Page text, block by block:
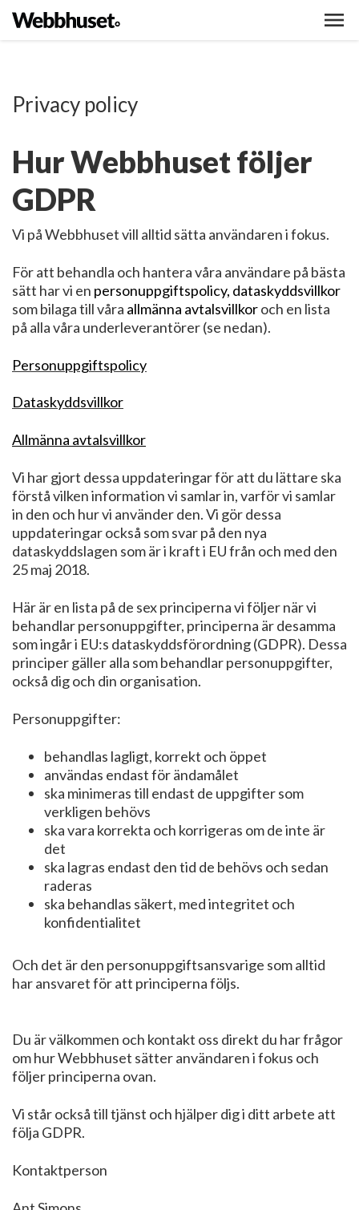
Privacy policy
Hur Webbhuset följer
GDPR
Vi på Webbhuset vill alltid sätta användaren i fokus.
För att behandla och hantera våra användare på bästa
sätt har vi en personuppgiftspolicy, dataskyddsvillkor
som bilaga till våra allmänna avtalsvillkoroch en lista
på alla våra underleverantörer (se nedan).
Personuppgiftspolicy
Dataskyddsvillkor
Allmänna avtalsvillkor
Vi har gjort dessa uppdateringar för att du lättare ska
förstå vilken information vi samlar in, varför vi samlar
in den och hur vi använder den. Vi gör dessa
uppdateringar också som svar på den nya
dataskyddslagen som är i kraft i EU från och med den
25 maj 2018.
Här är en lista på de sex principerna vi följer när vi
behandlar personuppgifter, principerna är desamma
som ingår i EU:s dataskyddsförordning (GDPR). Dessa
principer gäller alla som behandlar personuppgifter,
också dig och din organisation.
Personuppgifter:
behandlas lagligt, korrekt och öppet
användas endast för ändamålet
ska minimeras till endast de uppgifter som
verkligen behövs
ska vara korrekta och korrigeras om de inte är
det
ska lagras endast den tid de behövs och sedan
raderas
ska behandlas säkert, med integritet och
konfidentialitet
Och det är den personuppgiftsansvarige som alltid
har ansvaret för att principerna följs.
Du är välkommen och kontakt oss direkt du har frågor
om hur Webbhuset sätter användaren i fokus och
följer principerna ovan.
Vi står också till tjänst och hjälper dig i ditt arbete att
följa GDPR.
Kontaktperson